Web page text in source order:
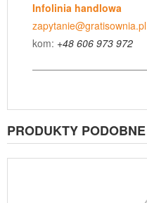
Infolinia handlowa
zapytanie@gratisownia.pl
kom: +48 606 973 972
PRODUKTY PODOBNE